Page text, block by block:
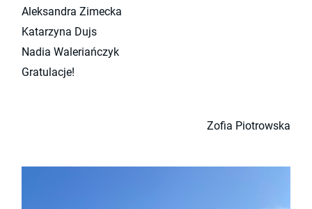
Aleksandra Zimecka
Katarzyna Dujs
Nadia Waleriańczyk
Gratulacje!
Zofia Piotrowska